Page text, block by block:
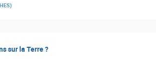
)
sur la Terre ?